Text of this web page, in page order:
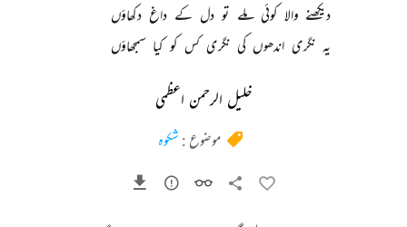
دیکھنے والا کوئی ملے تو دل کے داغ دکھاؤں
یہ نگری اندھوں کی نگری کس کو کیا سمجھاؤں
خلیل الرحمن اعظمی
موضوع : شکوہ